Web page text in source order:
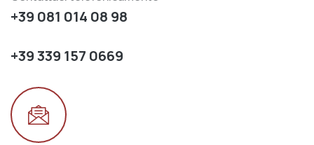
+39 081 014 08 98
+39 339 157 0669